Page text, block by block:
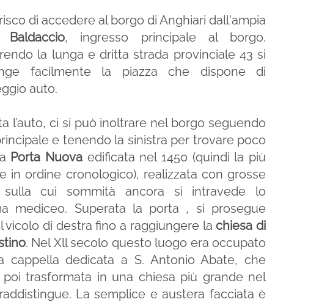
di accedere al borgo di Anghiari dall'ampia
Baldaccio, ingresso principale al borgo.
la lunga e dritta strada provinciale 43 si
facilmente la piazza che dispone di
auto.
l’auto, ci si può inoltrare nel borgo seguendo
e tenendo la sinistra per trovare poco
Porta Nuova edificata nel 1450 (quindi la più
in ordine cronologico), realizzata con grosse
sulla cui sommità ancora si intravede lo
mediceo. Superata la porta , si prosegue
vicolo di destra fino a raggiungere lachiesa di
. Nel Xll secolo questo luogo era occupato
cappella dedicata a S. Antonio Abate, che
trasformata in una chiesa più grande nel
La semplice e austera facciata è